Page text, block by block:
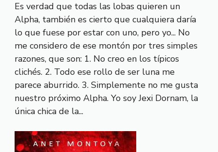
Es verdad que todas las lobas quieren un
Alpha, también es cierto que cualquiera daría
lo que fuese por estar con uno, pero yo... No
me considero de ese montón por tres simples
razones, que son: 1. No creo en los típicos
clichés. 2. Todo ese rollo de ser luna me
parece aburrido. 3. Simplemente no me gusta
nuestro próximo Alpha. Yo soy Jexi Dornam, la
única chica de la...